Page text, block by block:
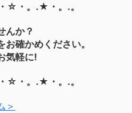
☆・。.★・。.。
んか？
確かめください。
気軽に!
☆・。.★・。.。
＞